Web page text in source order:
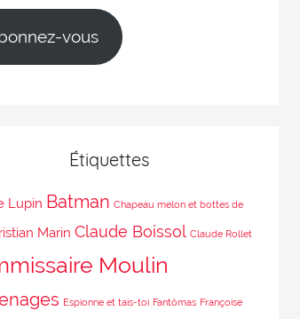
vous
Étiquettes
Lupin Batman Chapeau melon et bottes de
Marin Claude Boissol Claude Rollet
Moulin
Espionne et tais-toi Fantômas Françoise